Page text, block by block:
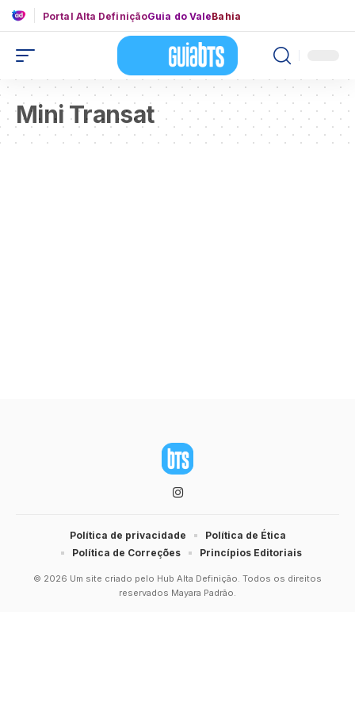
Portal Alta DefiniçãoGuia do ValeBahia
Mini Transat
© 2026 Um site criado pelo Hub Alta Definição. Todos os direitos
reservados Mayara Padrão.
Política de privacidade
Política de Ética
Política de Correções
Princípios Editoriais